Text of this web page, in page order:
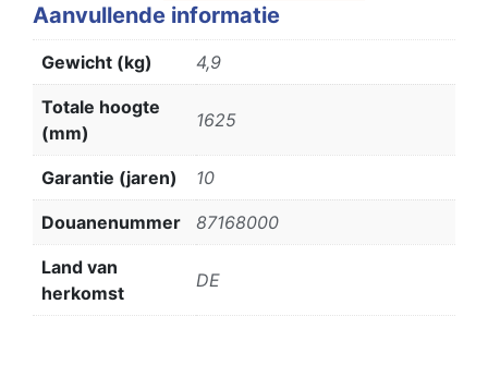
Aanvullende informatie
Gewicht (kg) 4,9
Totale hoogte
(mm)
1625
Garantie (jaren) 10
Douanenummer 87168000
Land van
herkomst
DE